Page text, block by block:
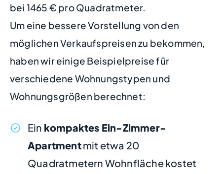
bei 1465 € pro Quadratmeter.
Um eine bessere Vorstellung von den
möglichen Verkaufspreisen zu bekommen,
haben wir einige Beispielpreise für
verschiedene Wohnungstypen und
Wohnungsgrößen berechnet:
Ein kompaktes Ein-Zimmer-
Apartmentmit etwa 20
Quadratmetern Wohnfläche kostet